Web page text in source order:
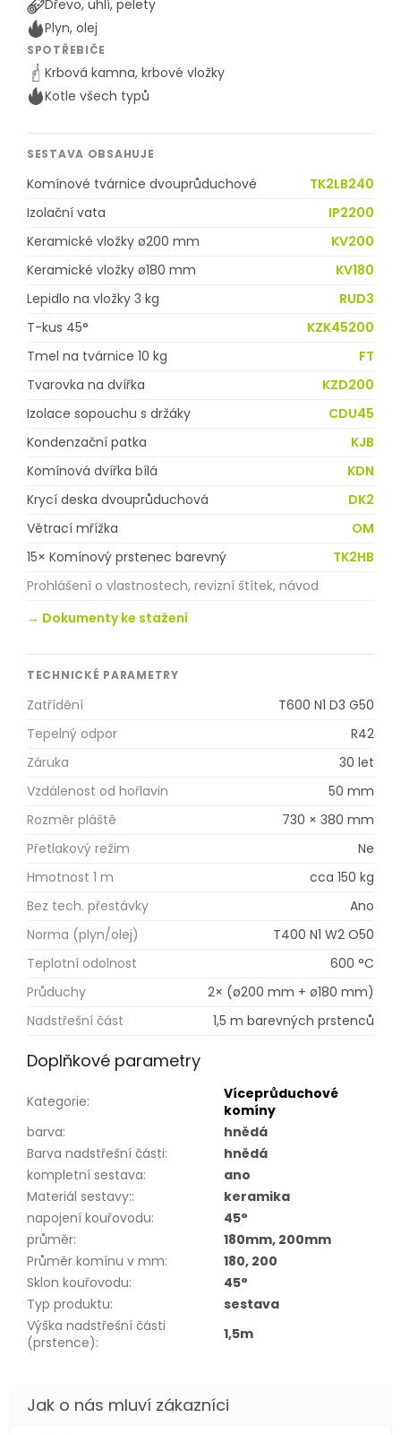
Dřevo, uhlí, pelety
Plyn, olej
SPOTŘEBIČE
Krbová kamna, krbové vložky
Kotle všech typů
SESTAVA OBSAHUJE
Komínové tvárnice dvouprůduchové
TK2LB240
Izolační vata
IP2200
Keramické vložky ø200 mm
KV200
Keramické vložky ø180 mm
KV180
Lepidlo na vložky 3 kg
RUD3
T-kus 45°
KZK45200
Tmel na tvárnice 10 kg
FT
Tvarovka na dvířka
KZD200
Izolace sopouchu s držáky
CDU45
Kondenzační patka
KJB
Komínová dvířka bílá
KDN
Krycí deska dvouprůduchová
DK2
Větrací mřížka
OM
15× Komínový prstenec barevný
TK2HB
Prohlášení o vlastnostech, revizní štítek, návod
→ Dokumenty ke stažení
TECHNICKÉ PARAMETRY
Zatřídění
T600 N1 D3 G50
Tepelný odpor
R42
Záruka
30 let
Vzdálenost od hořlavin
50 mm
Rozměr pláště
730 × 380 mm
Přetlakový režim
Ne
Hmotnost 1 m
cca 150 kg
Bez tech. přestávky
Ano
Norma (plyn/olej)
T400 N1 W2 O50
Teplotní odolnost
600 °C
Průduchy
2× (ø200 mm + ø180 mm)
Nadstřešní část
1,5 m barevných prstenců
Doplňkové parametry
Kategorie:
Víceprůduchové
komíny
barva:
hnědá
Barva nadstřešní části:
hnědá
kompletní sestava:
ano
Materiál sestavy::
keramika
napojení kouřovodu:
45°
průměr:
180mm, 200mm
Průměr komínu v mm:
180, 200
Sklon kouřovodu:
45°
Typ produktu:
sestava
Výška nadstřešní části
(prstence): 1,5m